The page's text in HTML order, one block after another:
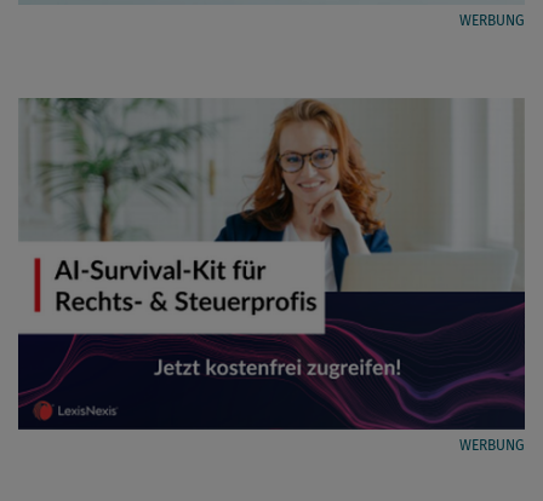
WERBUNG
WERBUNG